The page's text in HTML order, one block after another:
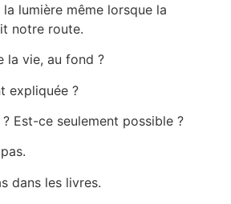
la lumière même lorsque la
notre route.
la vie, au fond ?
expliquée ?
? Est-ce seulement possible ?
dans les livres.